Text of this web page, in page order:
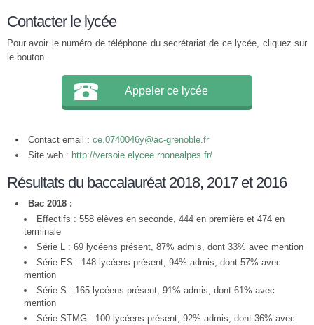
Contacter le lycée
Pour avoir le numéro de téléphone du secrétariat de ce lycée, cliquez sur
le bouton.
Appeler ce lycée
Contact email : ce.0740046y@ac-grenoble.fr
Site web : http://versoie.elycee.rhonealpes.fr/
Résultats du baccalauréat 2018, 2017 et 2016
Bac 2018 :
Effectifs : 558 élèves en seconde, 444 en première et 474 en
terminale
Série L : 69 lycéens présent, 87% admis, dont 33% avec mention
Série ES : 148 lycéens présent, 94% admis, dont 57% avec
mention
Série S : 165 lycéens présent, 91% admis, dont 61% avec
mention
Série STMG : 100 lycéens présent, 92% admis, dont 36% avec